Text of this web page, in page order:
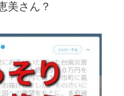
美さん？